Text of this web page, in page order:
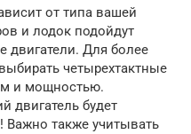
от типа вашей
и лодок подойдут
двигатели. Для более
четырехтактные
и мощностью.
двигатель будет
также учитывать